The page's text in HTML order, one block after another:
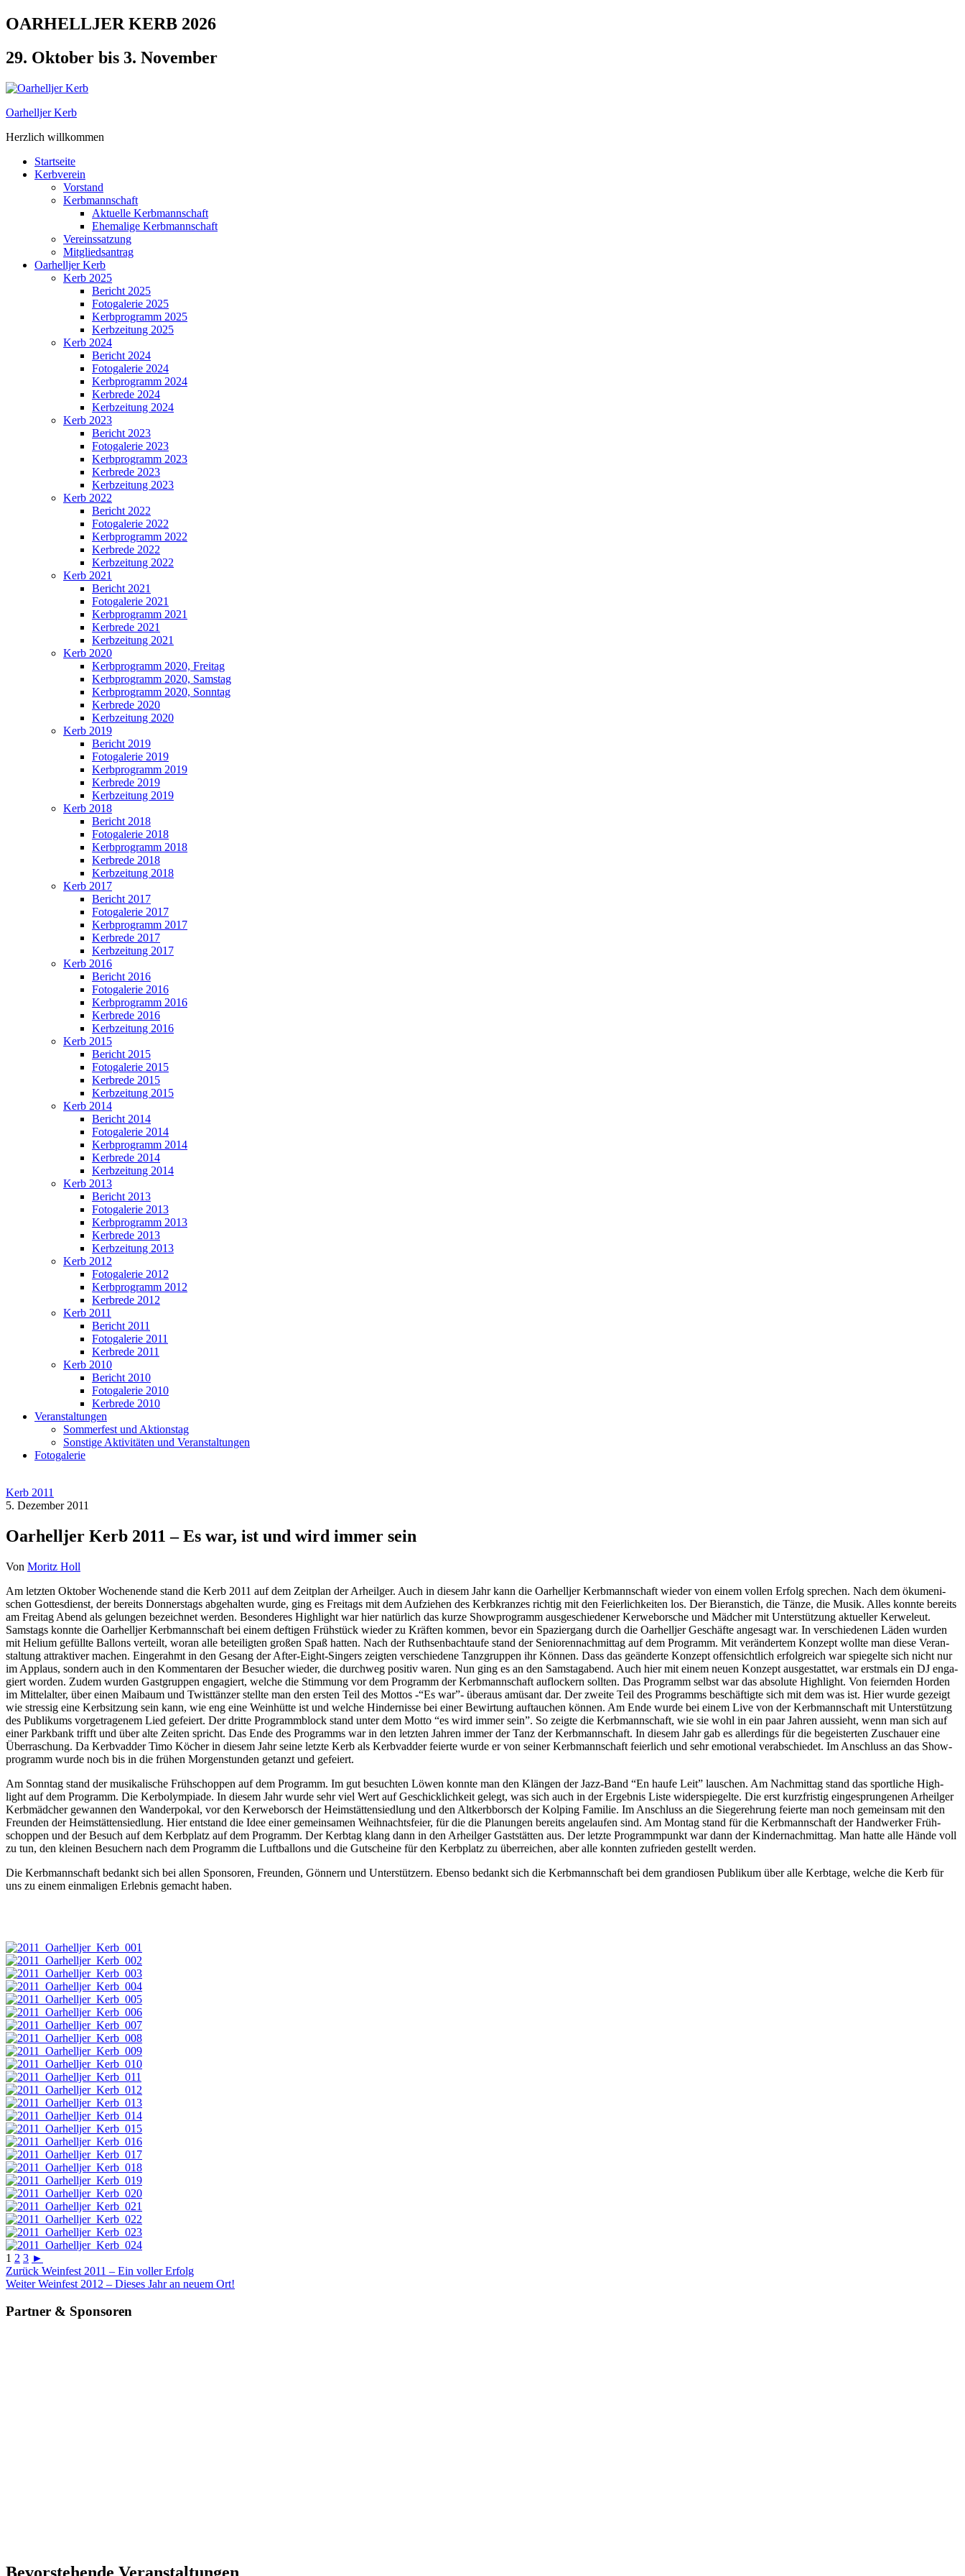
Zum
Inhalt
OARHELLJER KERB 2026
29. Oktober bis 3. November
Oarhelljer Kerb
Herzlich willkommen
Startseite
Kerbverein
Vorstand
Kerbmannschaft
Aktuelle Kerbmannschaft
Ehemalige Kerbmannschaft
Vereinssatzung
Mitgliedsantrag
Oarhelljer Kerb
Kerb 2025
Bericht 2025
Fotogalerie 2025
Kerbprogramm 2025
Kerbzeitung 2025
Kerb 2024
Bericht 2024
Fotogalerie 2024
Kerbprogramm 2024
Kerbrede 2024
Kerbzeitung 2024
Kerb 2023
Bericht 2023
Fotogalerie 2023
Kerbprogramm 2023
Kerbrede 2023
Kerbzeitung 2023
Kerb 2022
Bericht 2022
Fotogalerie 2022
Kerbprogramm 2022
Kerbrede 2022
Kerbzeitung 2022
Kerb 2021
Bericht 2021
Fotogalerie 2021
Kerbprogramm 2021
Kerbrede 2021
Kerbzeitung 2021
Kerb 2020
Kerbprogramm 2020, Freitag
Kerbprogramm 2020, Samstag
Kerbprogramm 2020, Sonntag
Kerbrede 2020
Kerbzeitung 2020
Kerb 2019
Bericht 2019
Fotogalerie 2019
Kerbprogramm 2019
Kerbrede 2019
Kerbzeitung 2019
Kerb 2018
Bericht 2018
Fotogalerie 2018
Kerbprogramm 2018
Kerbrede 2018
Kerbzeitung 2018
Kerb 2017
Bericht 2017
Fotogalerie 2017
Kerbprogramm 2017
Kerbrede 2017
Kerbzeitung 2017
Kerb 2016
Bericht 2016
Fotogalerie 2016
Kerbprogramm 2016
Kerbrede 2016
Kerbzeitung 2016
Kerb 2015
Bericht 2015
Fotogalerie 2015
Kerbrede 2015
Kerbzeitung 2015
Kerb 2014
Bericht 2014
Fotogalerie 2014
Kerbprogramm 2014
Kerbrede 2014
Kerbzeitung 2014
Kerb 2013
Bericht 2013
Fotogalerie 2013
Kerbprogramm 2013
Kerbrede 2013
Kerbzeitung 2013
Kerb 2012
Fotogalerie 2012
Kerbprogramm 2012
Kerbrede 2012
Kerb 2011
Bericht 2011
Fotogalerie 2011
Kerbrede 2011
Kerb 2010
Bericht 2010
Fotogalerie 2010
Kerbrede 2010
Veranstaltungen
Sommerfest und Aktionstag
Sonstige Aktivitäten und Veranstaltungen
Fotogalerie
Kerb 2011
5. Dezember 2011
Oarhelljer Kerb 2011 – Es war, ist und wird immer sein
Von Moritz Holl
Am letz­ten Okto­ber Wochen­en­de stand die Kerb 2011 auf dem Zeit­plan der Arheil­ger. Auch in die­sem Jahr kann die Oar­hell­jer Kerb­mann­schaft wie­der von einem vol­len Erfolg spre­chen. Nach dem öku­me­ni­
schen Got­tes­dienst, der bereits Don­ners­tags abge­hal­ten wur­de, ging es Frei­tags mit dem Auf­zie­hen des Kerb­kran­zes rich­tig mit den Fei­er­lich­kei­ten los. Der Bier­an­stich, die Tän­ze, die Musik. Alles konn­te bereits
am Frei­tag Abend als gelun­gen bezeich­net wer­den. Beson­de­res High­light war hier natür­lich das kur­ze Show­pro­gramm aus­ge­schie­de­ner Ker­webor­sche und Mäd­cher mit Unter­stüt­zung aktu­el­ler Ker­we­leut.
Sams­tags konn­te die Oar­hell­jer Kerb­mann­schaft bei einem def­ti­gen Früh­stück wie­der zu Kräf­ten kom­men, bevor ein Spa­zier­gang durch die Oar­hell­jer Geschäf­te ange­sagt war. In ver­schie­de­nen Läden wur­den
mit Heli­um gefüll­te Bal­lons ver­teilt, wor­an alle betei­lig­ten gro­ßen Spaß hat­ten. Nach der Ruth­sen­bach­t­au­fe stand der Senio­ren­nach­mit­tag auf dem Pro­gramm. Mit ver­än­der­tem Kon­zept woll­te man die­se Ver­an­
stal­tung attrak­ti­ver machen. Ein­ge­rahmt in den Gesang der After-Eight-Sin­gers zeig­ten ver­schie­de­ne Tanz­grup­pen ihr Kön­nen. Dass das geän­der­te Kon­zept offen­sicht­lich erfolg­reich war spie­gel­te sich nicht nur
im Applaus, son­dern auch in den Kom­men­ta­ren der Besu­cher wie­der, die durch­weg posi­tiv waren. Nun ging es an den Sams­tag­abend. Auch hier mit einem neu­en Kon­zept aus­ge­stat­tet, war erst­mals ein DJ enga­
giert wor­den. Zudem wur­den Gast­grup­pen enga­giert, wel­che die Stim­mung vor dem Pro­gramm der Kerb­mann­schaft auf­lo­ckern soll­ten. Das Pro­gramm selbst war das abso­lu­te High­light. Von fei­ern­den Hor­den
im Mit­tel­al­ter, über einen Mai­baum und Twist­tän­zer stell­te man den ers­ten Teil des Mot­tos -“Es war”- über­aus amü­sant dar. Der zwei­te Teil des Pro­gramms beschäf­tig­te sich mit dem was ist. Hier wur­de gezeigt
wie stres­sig eine Kerb­sit­zung sein kann, wie eng eine Wein­hüt­te ist und wel­che Hin­der­nis­se bei einer Bewir­tung auf­tau­chen kön­nen. Am Ende wur­de bei einem Live von der Kerb­mann­schaft mit Unter­stüt­zung
des Publi­kums vor­ge­tra­ge­nem Lied gefei­ert. Der drit­te Pro­gramm­block stand unter dem Mot­to “es wird immer sein”. So zeig­te die Kerb­mann­schaft, wie sie wohl in ein paar Jah­ren aus­sieht, wenn man sich auf
einer Park­bank trifft und über alte Zei­ten spricht. Das Ende des Pro­gramms war in den letz­ten Jah­ren immer der Tanz der Kerb­mann­schaft. In die­sem Jahr gab es aller­dings für die begeis­ter­ten Zuschau­er eine
Über­ra­schung. Da Kerb­vad­der Timo Köcher in die­sem Jahr sei­ne letz­te Kerb als Kerb­vad­der fei­er­te wur­de er von sei­ner Kerb­mann­schaft fei­er­lich und sehr emo­tio­nal ver­ab­schie­det. Im Anschluss an das Show­
pro­gramm wur­de noch bis in die frü­hen Mor­gen­stun­den getanzt und gefeiert.
Am Sonn­tag stand der musi­ka­li­sche Früh­schop­pen auf dem Pro­gramm. Im gut besuch­ten Löwen konn­te man den Klän­gen der Jazz-Band “En hau­fe Leit” lau­schen. Am Nach­mit­tag stand das sport­li­che High­
light auf dem Pro­gramm. Die Ker­bo­lym­pia­de. In die­sem Jahr wur­de sehr viel Wert auf Geschick­lich­keit gelegt, was sich auch in der Ergeb­nis Lis­te wider­spie­gel­te. Die erst kurz­fris­tig ein­ge­sprun­ge­nen Arheil­ger
Kerb­mäd­cher gewan­nen den Wan­der­po­kal, vor den Ker­weborsch der Heim­stät­ten­sied­lung und den Alt­kerb­borsch der Kol­ping Fami­lie. Im Anschluss an die Sie­ger­eh­rung fei­er­te man noch gemein­sam mit den
Freun­den der Heim­stät­ten­sied­lung. Hier ent­stand die Idee einer gemein­sa­men Weih­nachts­fei­er, für die die Pla­nun­gen bereits ange­lau­fen sind. Am Mon­tag stand für die Kerb­mann­schaft der Hand­wer­ker Früh­
schop­pen und der Besuch auf dem Kerb­platz auf dem Pro­gramm. Der Kerb­tag klang dann in den Arheil­ger Gast­stät­ten aus. Der letz­te Pro­gramm­punkt war dann der Kin­der­nach­mit­tag. Man hat­te alle Hän­de voll
zu tun, den klei­nen Besu­chern nach dem Pro­gramm die Luft­bal­lons und die Gut­schei­ne für den Kerb­platz zu über­rei­chen, aber alle konn­ten zufrie­den gestellt werden.
Die Kerb­mann­schaft bedankt sich bei allen Spon­so­ren, Freun­den, Gön­nern und Unter­stüt­zern. Eben­so bedankt sich die Kerb­mann­schaft bei dem gran­dio­sen Publi­kum über alle Kerb­ta­ge, wel­che die Kerb für
uns zu einem ein­ma­li­gen Erleb­nis gemacht haben.
1 2 3 ►
Beitragsnavigation
Vorheriger
Beitrag
Zurück Weinfest 2011 – Ein voller Erfolg
Nächster
Weiter Weinfest 2012 – Dieses Jahr an neuem Ort!
Partner & Sponsoren